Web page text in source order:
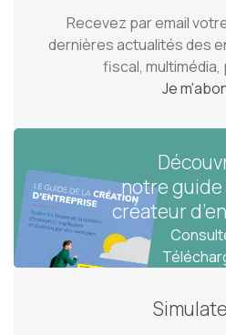
Recevez par email
dernières actualités des
fiscal, multimédia,
Je
notre guide
facturation
notre guide
créateur
notre guide
chef
notre guide
gestion de